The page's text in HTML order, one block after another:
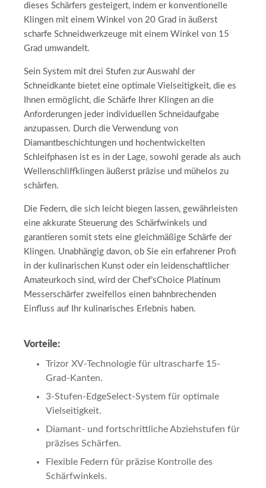
dieses Schärfers gesteigert, indem er konventionelle
Klingen mit einem Winkel von 20 Grad in äußerst
scharfe Schneidwerkzeuge mit einem Winkel von 15
Grad umwandelt.
Sein System mit drei Stufen zur Auswahl der
Schneidkante bietet eine optimale Vielseitigkeit, die es
Ihnen ermöglicht, die Schärfe Ihrer Klingen an die
Anforderungen jeder individuellen Schneidaufgabe
anzupassen. Durch die Verwendung von
Diamantbeschichtungen und hochentwickelten
Schleifphasen ist es in der Lage, sowohl gerade als auch
Wellenschliffklingen äußerst präzise und mühelos zu
schärfen.
Die Federn, die sich leicht biegen lassen, gewährleisten
eine akkurate Steuerung des Schärfwinkels und
garantieren somit stets eine gleichmäßige Schärfe der
Klingen. Unabhängig davon, ob Sie ein erfahrener Profi
in der kulinarischen Kunst oder ein leidenschaftlicher
Amateurkoch sind, wird der Chef’sChoice Platinum
Messerschärfer zweifellos einen bahnbrechenden
Einfluss auf Ihr kulinarisches Erlebnis haben.
Vorteile:
Trizor XV-Technologie für ultrascharfe 15-
Grad-Kanten.
3-Stufen-EdgeSelect-System für optimale
Vielseitigkeit.
Diamant- und fortschrittliche Abziehstufen für
präzises Schärfen.
Flexible Federn für präzise Kontrolle des
Schärfwinkels.